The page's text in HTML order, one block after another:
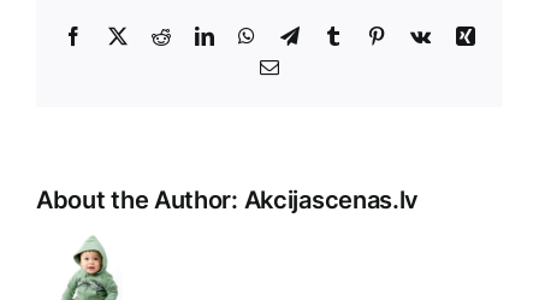
Facebook
X RedditLinkedInWhatsApp
TelegramTumblr Pinterest
Vk
Xing
E-
About the Author: Akcijascenas.lv
Unfortunately,